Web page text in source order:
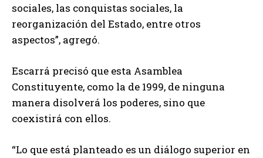
sociales, las conquistas sociales, la
reorganización del Estado, entre otros
aspectos”, agregó.
Escarrá precisó que esta Asamblea
Constituyente, como la de 1999, de ninguna
manera disolverá los poderes, sino que
coexistirá con ellos.
“Lo que está planteado es un diálogo superior en